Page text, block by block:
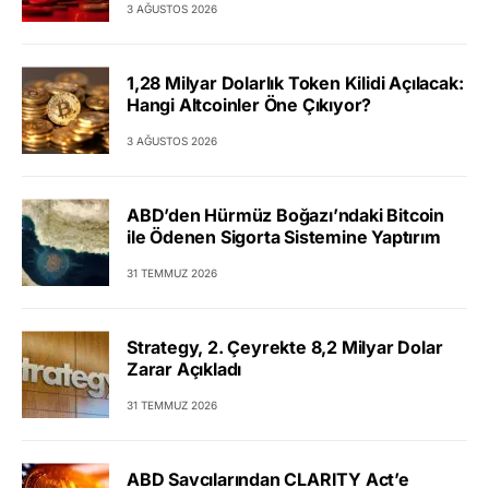
3 AĞUSTOS 2026
1,28 Milyar Dolarlık Token Kilidi Açılacak:
Hangi Altcoinler Öne Çıkıyor?
3 AĞUSTOS 2026
ABD’den Hürmüz Boğazı’ndaki Bitcoin
ile Ödenen Sigorta Sistemine Yaptırım
31 TEMMUZ 2026
Strategy, 2. Çeyrekte 8,2 Milyar Dolar
Zarar Açıkladı
31 TEMMUZ 2026
ABD Savcılarından CLARITY Act’e